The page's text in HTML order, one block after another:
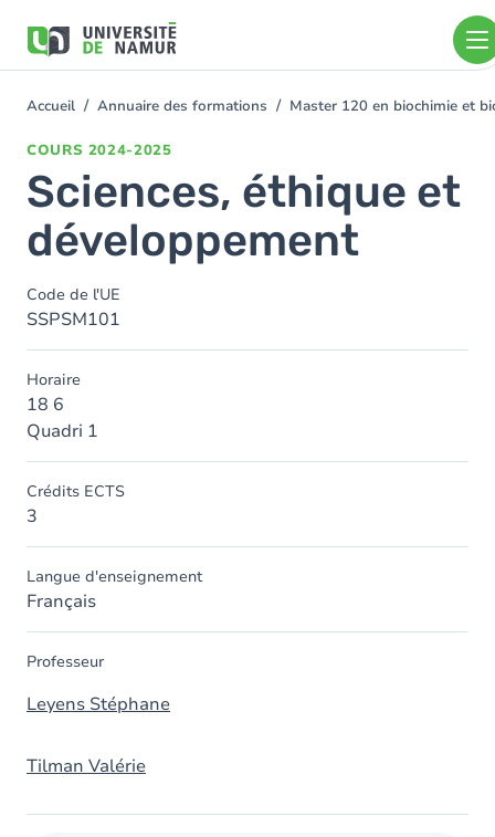
contenu
You
Accueil Annuaire des formations Master 120 en biochimie et
COURS 2024-2025
Sciences, éthique et
développement
Code de l'UE
SSPSM101
Horaire
18 6
Quadri 1
Crédits ECTS
3
Langue d'enseignement
Français
Professeur
Leyens Stéphane
Tilman Valérie